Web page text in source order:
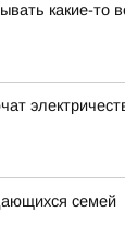
какие-то
семей